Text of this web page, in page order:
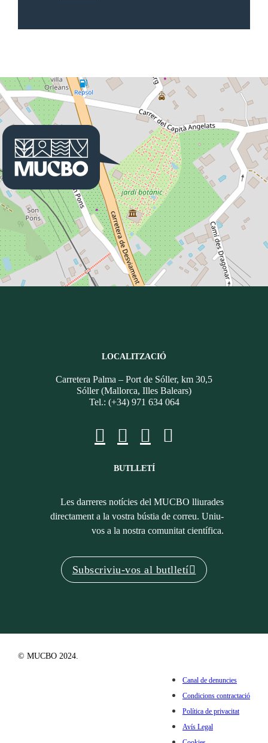
LOCALITZACIÓ
Carretera Palma – Port de Sóller, km 30,5
Sóller (Mallorca, Illes Balears)
Tel.: (+34) 971 634 064
BUTLLETÍ
Les darreres notícies del MUCBO lliurades
directament a la vostra bústia de correu. Uniu-
vos a la nostra comunitat científica.
Subscriviu-vos al butlletí
© MUCBO 2024.
Canal de denuncies
Condicions contractació
Política de privacitat
Avís Legal